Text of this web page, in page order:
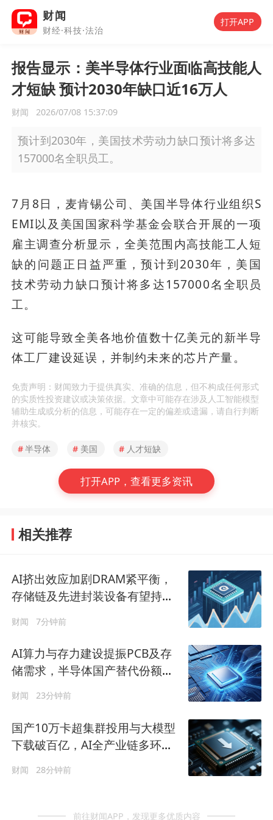
财闻
财经·科技·法治
打开APP
报告显示：美半导体行业面临高技能人
才短缺 预计2030年缺口近16万人
财闻 2026/07/08 15:37:09
预计到2030年，美国技术劳动力缺口预计将多达
157000名全职员工。
7月8日，麦肯锡公司、美国半导体行业组织S
EMI以及美国国家科学基金会联合开展的一项
雇主调查分析显示，全美范围内高技能工人短
缺的问题正日益严重，预计到2030年，美国
技术劳动力缺口预计将多达157000名全职员
工。
这可能导致全美各地价值数十亿美元的新半导
体工厂建设延误，并制约未来的芯片产量。
免责声明：财闻致力于提供真实、准确的信息，但不构成任何形式
的实质性投资建议或决策依据。文章中可能存在涉及人工智能模型
辅助生成或分析的信息，可能存在一定的偏差或遗漏，请自行判断
并核实。
#半导体 # 美国 # 人才短缺
打开APP，查看更多资讯
相关推荐
AI挤出效应加剧DRAM紧平衡，
存储链及先进封装设备有望持续
财闻 7分钟前
AI算力与存力建设提振PCB及存
储需求，半导体国产替代份额有
财闻 23分钟前
国产10万卡超集群投用与大模型
下载破百亿，AI全产业链多环节
财闻 28分钟前
前往财闻APP，发现更多优质内容